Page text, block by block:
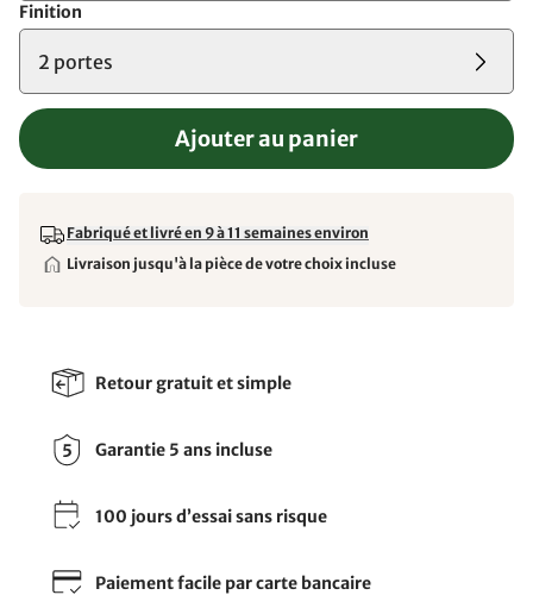
Finition
2 portes
Ajouter au panier
Fabriqué et livré en 9 à 11 semaines environ
Livraison jusqu'à la pièce de votre choix incluse
Retour gratuit et simple
Garantie 5 ans incluse
100 jours d’essai sans risque
Paiement facile par carte bancaire